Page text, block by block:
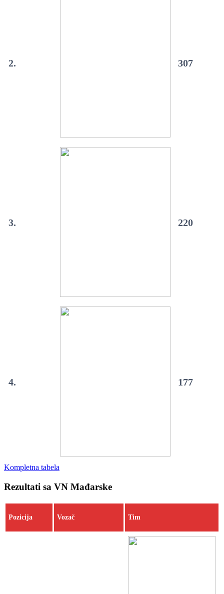
2. 307
3. 220
4. 177
Kompletna tabela
Rezultati sa VN Mađarske
Pozicija Vozač Tim